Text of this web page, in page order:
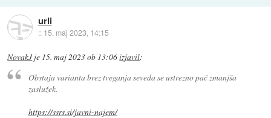
urli
:: 15. maj 2023, 14:15
NovakJje 15. maj 2023 ob 13:06izjavil:
Obstaja varianta brez tveganja seveda se ustrezno pač zmanjša
zaslužek.
https://ssrs.si/javni-najem/